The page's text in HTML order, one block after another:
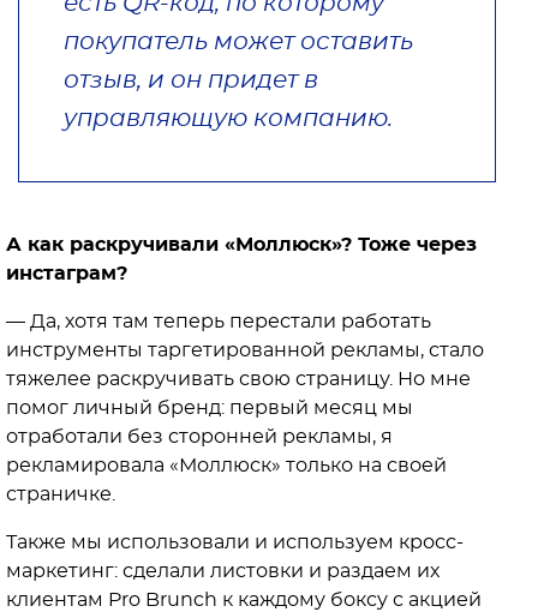
покупатель может оставить
отзыв, и он придет в
управляющую компанию.
А как раскручивали «Моллюск»? Тоже через
инстаграм?
— Да, хотя там теперь перестали работать
инструменты таргетированной рекламы, стало
тяжелее раскручивать свою страницу. Но мне
помог личный бренд: первый месяц мы
отработали без сторонней рекламы, я
рекламировала «Моллюск» только на своей
страничке.
Также мы использовали и используем кросс-
маркетинг: сделали листовки и раздаем их
клиентам Pro Brunch к каждому боксу с акцией